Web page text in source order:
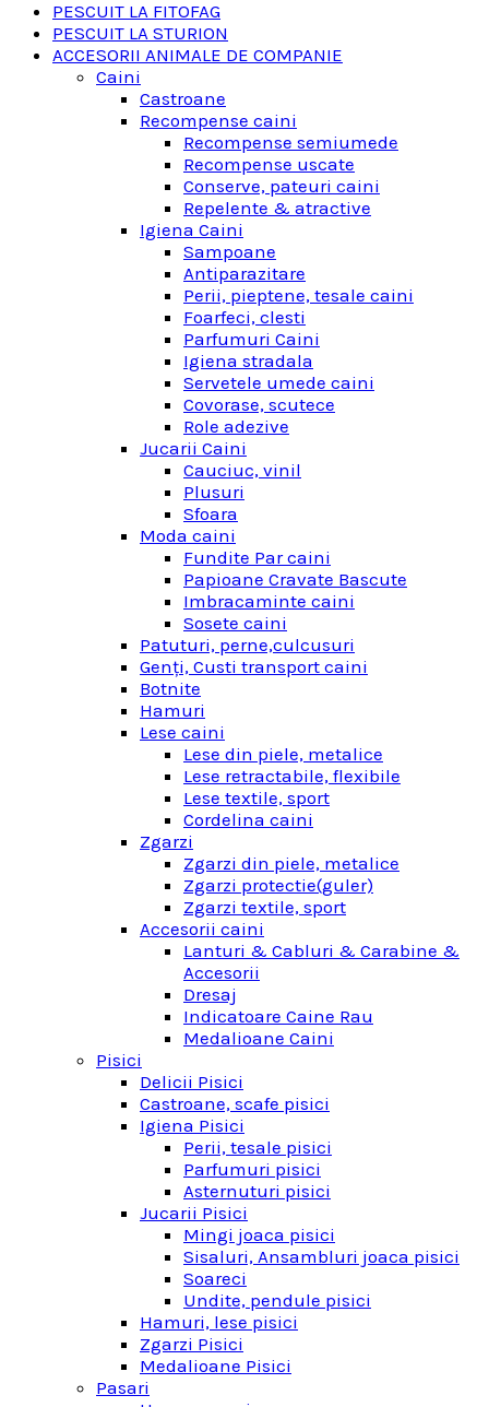
PESCUIT LA FITOFAG
PESCUIT LA STURION
ACCESORII ANIMALE DE COMPANIE
Caini
Castroane
Recompense caini
Recompense semiumede
Recompense uscate
Conserve, pateuri caini
Repelente & atractive
Igiena Caini
Sampoane
Antiparazitare
Perii, pieptene, tesale caini
Foarfeci, clesti
Parfumuri Caini
Igiena stradala
Servetele umede caini
Covorase, scutece
Role adezive
Jucarii Caini
Cauciuc, vinil
Plusuri
Sfoara
Moda caini
Fundite Par caini
Papioane Cravate Bascute
Imbracaminte caini
Sosete caini
Patuturi, perne,culcusuri
Genţi, Custi transport caini
Botnite
Hamuri
Lese caini
Lese din piele, metalice
Lese retractabile, flexibile
Lese textile, sport
Cordelina caini
Zgarzi
Zgarzi din piele, metalice
Zgarzi protectie(guler)
Zgarzi textile, sport
Accesorii caini
Lanturi & Cabluri & Carabine &
Accesorii
Dresaj
Indicatoare Caine Rau
Medalioane Caini
Pisici
Delicii Pisici
Castroane, scafe pisici
Igiena Pisici
Perii, tesale pisici
Parfumuri pisici
Asternuturi pisici
Jucarii Pisici
Mingi joaca pisici
Sisaluri, Ansambluri joaca pisici
Soareci
Undite, pendule pisici
Hamuri, lese pisici
Zgarzi Pisici
Medalioane Pisici
Pasari